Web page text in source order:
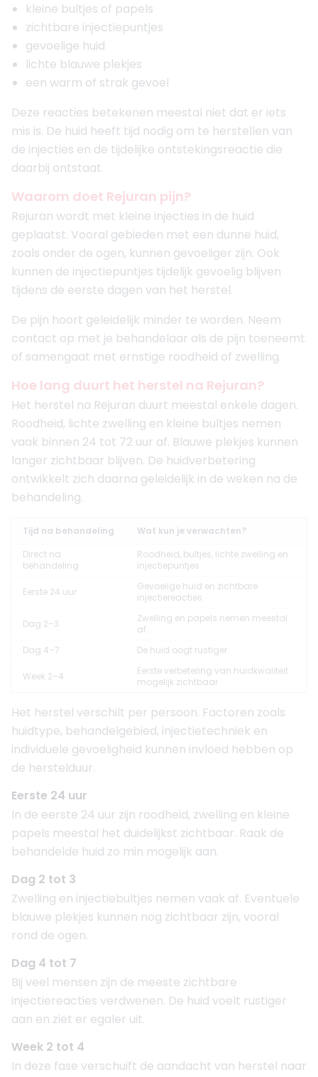
kleine bultjes of papels
zichtbare injectiepuntjes
gevoelige huid
lichte blauwe plekjes
een warm of strak gevoel
Deze reacties betekenen meestal niet dat er iets
mis is. De huid heeft tijd nodig om te herstellen van
de injecties en de tijdelijke ontstekingsreactie die
daarbij ontstaat.
Waarom doet Rejuran pijn?
Rejuran wordt met kleine injecties in de huid
geplaatst. Vooral gebieden met een dunne huid,
zoals onder de ogen, kunnen gevoeliger zijn. Ook
kunnen de injectiepuntjes tijdelijk gevoelig blijven
tijdens de eerste dagen van het herstel.
De pijn hoort geleidelijk minder te worden. Neem
contact op met je behandelaar als de pijn toeneemt
of samengaat met ernstige roodheid of zwelling.
Hoe lang duurt het herstel na Rejuran?
Het herstel na Rejuran duurt meestal enkele dagen.
Roodheid, lichte zwelling en kleine bultjes nemen
vaak binnen 24 tot 72 uur af. Blauwe plekjes kunnen
langer zichtbaar blijven. De huidverbetering
ontwikkelt zich daarna geleidelijk in de weken na de
behandeling.
Tijd na behandeling
Wat kun je verwachten?
Direct na
behandeling
Roodheid, bultjes, lichte zwelling en
injectiepuntjes
Eerste 24 uur
Gevoelige huid en zichtbare
injectiereacties
Dag 2–3
Zwelling en papels nemen meestal
af
Dag 4–7
De huid oogt rustiger
Week 2–4
Eerste verbetering van huidkwaliteit
mogelijk zichtbaar
Het herstel verschilt per persoon. Factoren zoals
huidtype, behandelgebied, injectietechniek en
individuele gevoeligheid kunnen invloed hebben op
de herstelduur.
Eerste 24 uur
In de eerste 24 uur zijn roodheid, zwelling en kleine
papels meestal het duidelijkst zichtbaar. Raak de
behandelde huid zo min mogelijk aan.
Dag 2 tot 3
Zwelling en injectiebultjes nemen vaak af. Eventuele
blauwe plekjes kunnen nog zichtbaar zijn, vooral
rond de ogen.
Dag 4 tot 7
Bij veel mensen zijn de meeste zichtbare
injectiereacties verdwenen. De huid voelt rustiger
aan en ziet er egaler uit.
Week 2 tot 4
In deze fase verschuift de aandacht van herstel naar